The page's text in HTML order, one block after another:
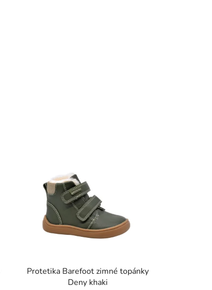
Protetika Barefoot zimné topánky
Deny khaki